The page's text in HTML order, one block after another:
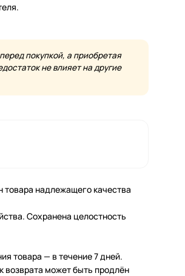
покупкой, а приобретая
не влияет на другие
товара надлежащего качества
Сохранена целостность
товара — в течение 7 дней.
возврата может быть продлён